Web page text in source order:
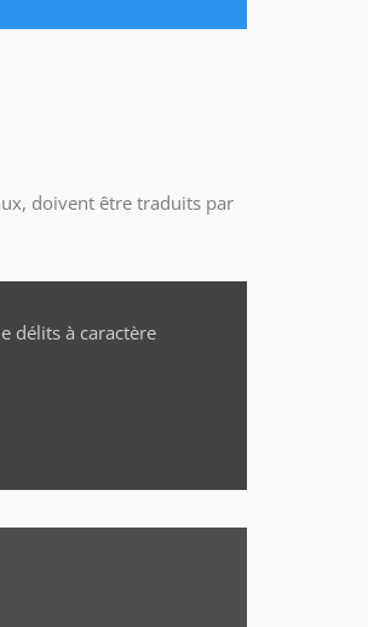
doivent être traduits par